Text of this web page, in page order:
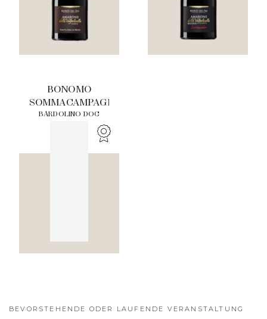
BONOMO
SOMMACAMPAGNA
BARDOLINO DOC
BEVORSTEHENDE ODER LAUFENDE VERANSTALTUNG